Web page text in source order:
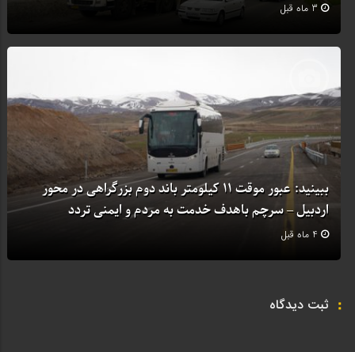
3 ماه قبل
ببینید: عبور موقت ۱۱ کیلومتر باند دوم بزرگراهی در محور
اردبیل – سرچم باهدف خدمت به مردم و ایمنی تردد
4 ماه قبل
ثبت دیدگاه